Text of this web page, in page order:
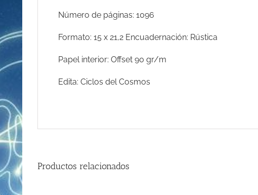
Número de páginas: 1096
Formato: 15 x 21,2 Encuadernación: Rústica
Papel interior: Offset 90 gr/m
Edita: Ciclos del Cosmos
Productos relacionados